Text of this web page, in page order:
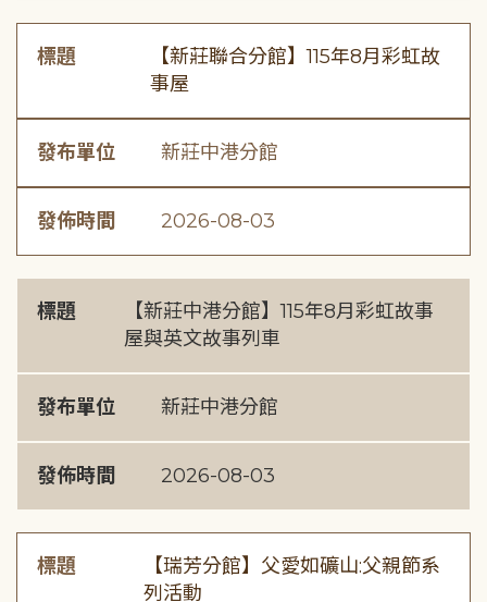
標題
【新莊聯合分館】115年8月彩虹故
事屋
發布單位 新莊中港分館
發佈時間 2026-08-03
標題
【新莊中港分館】115年8月彩虹故事
屋與英文故事列車
發布單位 新莊中港分館
發佈時間 2026-08-03
標題
【瑞芳分館】父愛如礦山:父親節系
列活動